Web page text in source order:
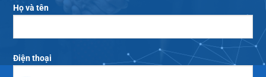
Họ và tên
Điện thoại